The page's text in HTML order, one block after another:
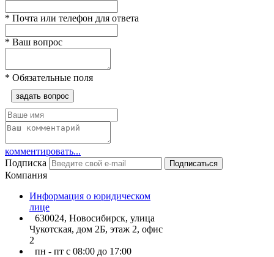
* Почта или телефон для ответа
* Ваш вопрос
* Обязательные поля
задать вопрос
комментировать...
Подписка
Подписаться
Компания
Информация о юридическом
лице
630024, Новосибирск, улица
Чукотская, дом 2Б, этаж 2, офис
2
пн - пт с 08:00 до 17:00